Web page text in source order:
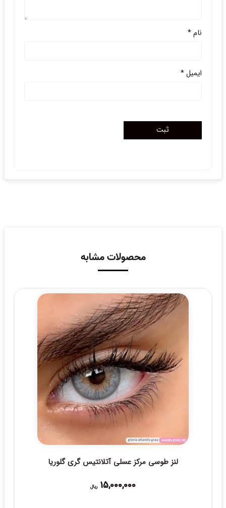
نام*
ایمیل*
محصولات مشابه
لنز طوسی مرکز عسلی آتلانتیس گری گلوریا
15,000,000 ریال